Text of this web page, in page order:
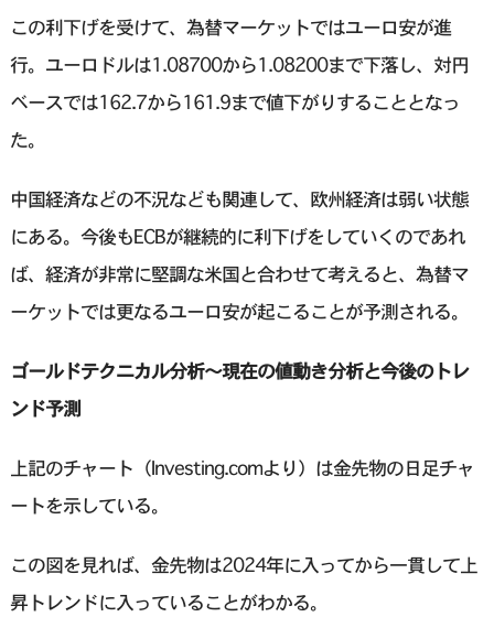
この利下げを受けて、為替マーケットではユーロ安が進
行。ユーロドルは1.08700から1.08200まで下落し、対円
ベースでは162.7から161.9まで値下がりすることとなっ
た。
中国経済などの不況なども関連して、欧州経済は弱い状態
にある。今後もECBが継続的に利下げをしていくのであれ
ば、経済が非常に堅調な米国と合わせて考えると、為替マ
ーケットでは更なるユーロ安が起こることが予測される。
ゴールドテクニカル分析〜現在の値動き分析と今後のトレ
ンド予測
上記のチャート（Investing.comより）は金先物の日足チャ
ートを示している。
この図を見れば、金先物は2024年に入ってから一貫して上
昇トレンドに入っていることがわかる。